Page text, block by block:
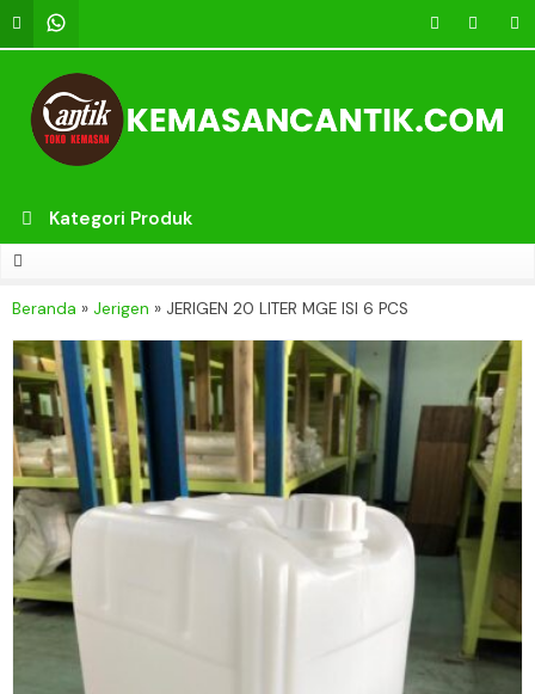
Kategori Produk
Beranda » Jerigen » JERIGEN 20 LITER MGE ISI 6 PCS